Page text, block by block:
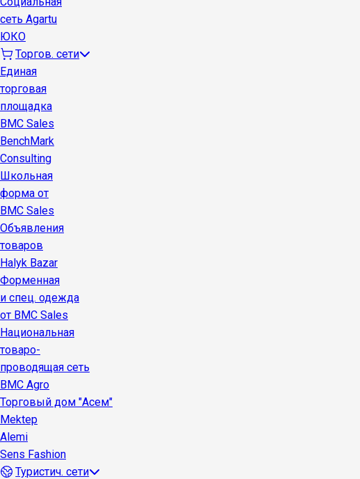
сеть Agartu
ЮКО
Торгов. сети
Единая
торговая
площадка
BMC Sales
BenchMark
Consulting
Школьная
форма от
BMC Sales
Объявления
товаров
Halyk Bazar
Форменная
и спец. одежда
от BMC Sales
Национальная
товаро-
проводящая сеть
BMC Agro
Торговый дом "Асем"
Mektep
Alemi
Sens Fashion
Туристич. сети